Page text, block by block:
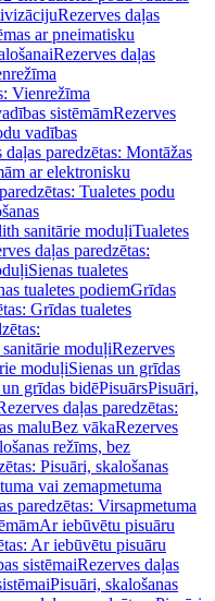
Rezerves daļas
ar pneimatisku
Rezerves daļas
Vienrežīma
sistēmāmRezerves
vadības
daļas paredzētas: Montāžas
ar elektronisku
Tualetes podu
sanitārie moduļiTualetes
daļas paredzētas:
Sienas tualetes
tualetes podiemGrīdas
Grīdas tualetes
moduļiRezerves
moduļiSienas un grīdas
un grīdas bidēPisuārsPisuāri,
daļas paredzētas:
maluBez vākaRezerves
režīms, bez
Pisuāri, skalošanas
vai zemapmetuma
paredzētas: Virsapmetuma
Ar iebūvētu pisuāru
Ar iebūvētu pisuāru
sistēmaiRezerves daļas
Pisuāri, skalošanas